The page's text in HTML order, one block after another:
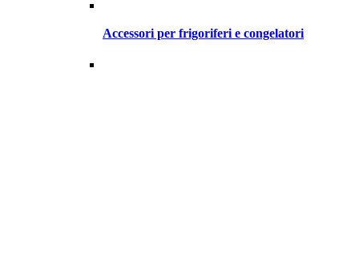
Accessori per frigoriferi e congelatori